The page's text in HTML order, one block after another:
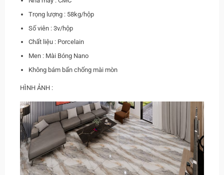
Trọng lượng : 58kg/hộp
Số viên : 3v/hộp
Chất liệu : Porcelain
Men : Mài Bóng Nano
Không bám bẩn chống mài mòn
HÌNH ẢNH :